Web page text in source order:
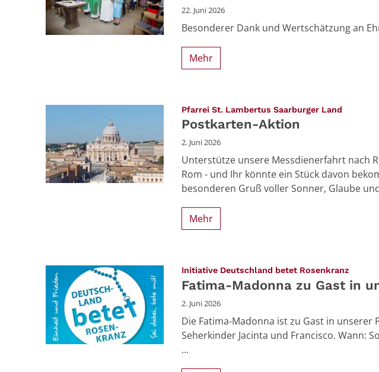
22. Juni 2026
Besonderer Dank und Wertschätzung an
Mehr
Pfarrei St. Lambertus Saarburger Land:
Postkarten-Aktion
2. Juni 2026
Unterstütze unsere Messdienerfahrt nach
Rom - und Ihr könnte ein Stück davon
besonderen Gruß voller Sonner, Glaube
Mehr
Initiative Deutschland betet Rosenkranz:
Fatima-Madonna zu Gast in
2. Juni 2026
Die Fatima-Madonna ist zu Gast in unserer
Seherkinder Jacinta und Francisco. Wann:
...